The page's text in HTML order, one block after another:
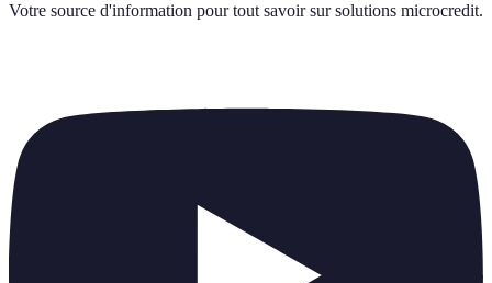
Votre source d'information pour tout savoir sur solutions microcredit.